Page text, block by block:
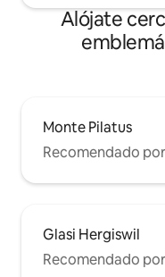
Alójate
Monte Pilatus
Recomendado
Glasi Hergiswil
Recomendado